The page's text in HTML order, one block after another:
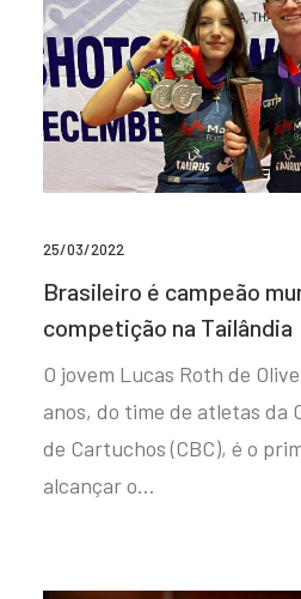
25/03/2022
Brasileiro é campeão
competição na Tailândia
O jovem Lucas Roth de
anos, do time de atletas da
de Cartuchos (CBC), é o
alcançar o…